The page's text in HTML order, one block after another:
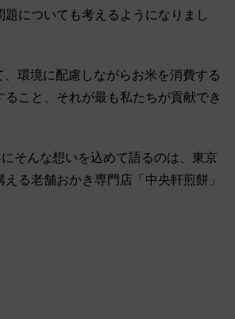
題についても考えるようになりまし
、環境に配慮しながらお米を消費する
ること、それが最も私たちが貢献でき
んな想いを込めて語るのは、東京
る老舗おかき専門店「中央軒煎餅」